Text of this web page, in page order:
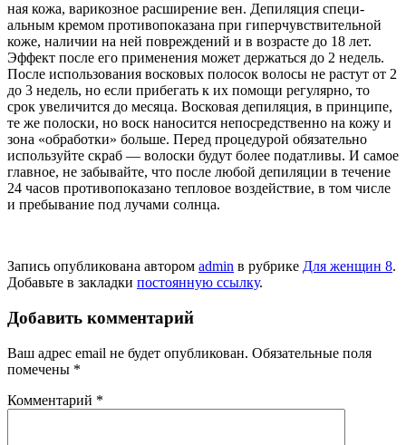
ная кожа, варикозное расши­рение вен. Депиляция специ­
альным кремом противопока­зана при гиперчувствительной
коже, наличии на ней повреж­дений и в возрасте до 18 лет.
Эффект после его применения может держаться до 2 недель.
После использования воско­вых полосок волосы не растут от 2
до 3 недель, но если при­бегать к их помощи регуляр­но, то
срок увеличится до ме­сяца. Восковая депиляция, в принципе,
те же полоски, но воск наносится непосред­ственно на кожу и
зона «обра­ботки» больше. Перед проце­дурой обязательно
используй­те скраб — волоски будут более податливы. И самое
главное, не забывайте, что после любой депиляции в течение
24 часов противопоказано тепловое воз­действие, в том числе
и пребы­вание под лучами солнца.
Запись опубликована автором admin в рубрике Для женщин 8.
Добавьте в закладки постоянную ссылку.
Добавить комментарий
Ваш адрес email не будет опубликован. Обязательные поля
помечены *
Комментарий *